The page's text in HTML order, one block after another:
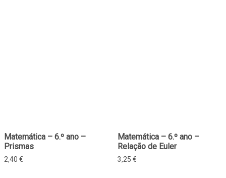
Matemática – 6.º ano –
Prismas
2,40 €
Matemática – 6.º ano –
Relação de Euler
3,25 €